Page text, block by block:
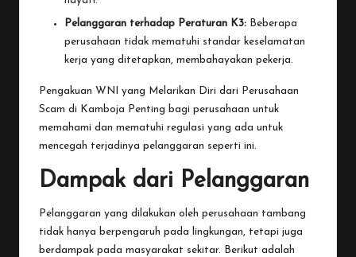
Pelanggaran terhadap Peraturan K3: Beberapa
perusahaan tidak mematuhi standar keselamatan
kerja yang ditetapkan, membahayakan pekerja.
Pengakuan WNI yang Melarikan Diri dari Perusahaan
Scam di Kamboja Penting bagi perusahaan untuk
memahami dan mematuhi regulasi yang ada untuk
mencegah terjadinya pelanggaran seperti ini.
Dampak dari Pelanggaran
Pelanggaran yang dilakukan oleh perusahaan tambang
tidak hanya berpengaruh pada lingkungan, tetapi juga
berdampak pada masyarakat sekitar. Berikut adalah